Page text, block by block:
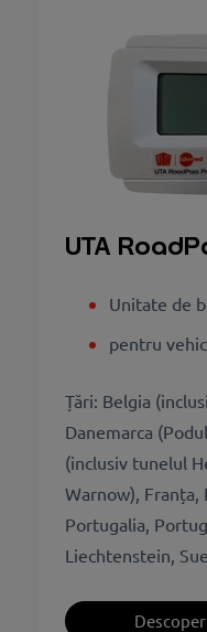
UTA
Unitate de
pentru
Țări: Belgia
Danemarca
(inclusiv tunelul
Warnow), Franța,
Portugalia,
Liechtenstein,